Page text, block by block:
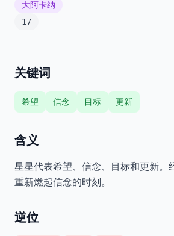
大阿卡纳
17
关键词
希望 信念 目标 更新
含义
星星代表希望、信念、目标和更新。
重新燃起信念的时刻。
逆位